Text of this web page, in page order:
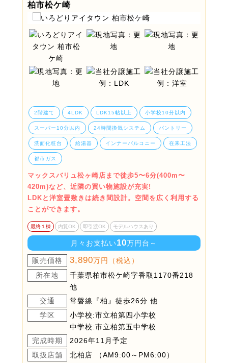
柏市松ケ崎
2階建て 4LDK LDK15帖以上 小学校10分以内
スーパー10分以内 24時間換気システム パントリー
洗面化粧台 給湯器 インナーバルコニー 在来工法
都市ガス
マックスバリュ松ヶ崎店まで徒歩5〜6分(400m〜
420m)など、近隣の買い物施設が充実!
LDKと洋室畳敷きは続き間設計。空間を広く利用する
ことができます。
最終１棟 内覧OK 即引渡OK モデルハウスあり
月々お支払い10万円台～
販売価格 3,890万円（税込）
所在地
千葉県柏市松ケ崎字香取1170番218
他
交通
常磐線『柏』徒歩26分 他
学区
小学校:市立柏第四小学校
中学校:市立柏第五中学校
完成時期
2026年11月予定
取扱店舗
北柏店 （AM9:00～PM6:00）